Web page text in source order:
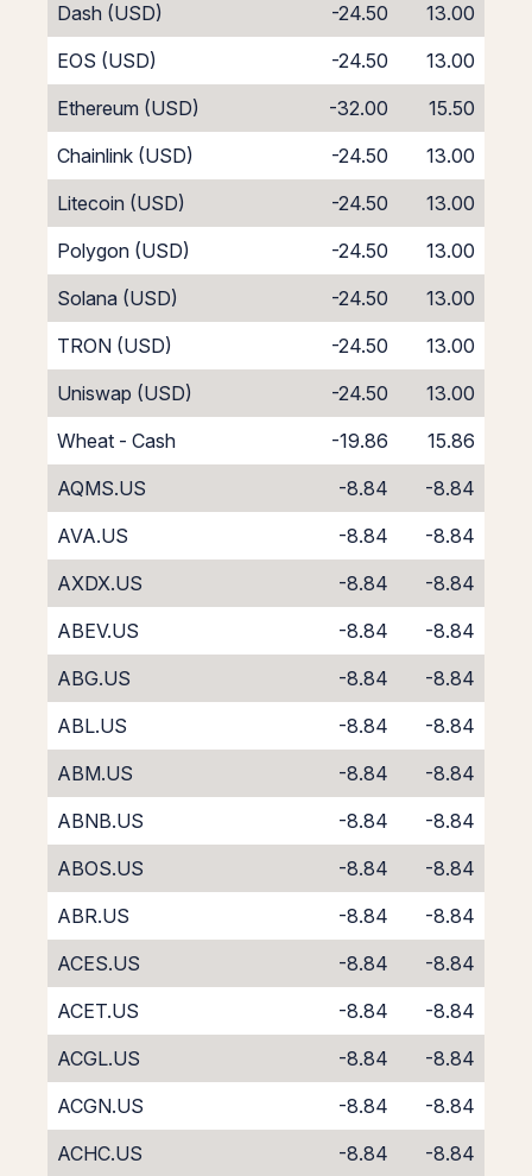
Dash (USD)
-24.50
13.00
EOS (USD)
-24.50
13.00
Ethereum (USD)
-32.00
15.50
Chainlink (USD)
-24.50
13.00
Litecoin (USD)
-24.50
13.00
Polygon (USD)
-24.50
13.00
Solana (USD)
-24.50
13.00
TRON (USD)
-24.50
13.00
Uniswap (USD)
-24.50
13.00
Wheat - Cash
-19.86
15.86
AQMS.US
-8.84
-8.84
AVA.US
-8.84
-8.84
AXDX.US
-8.84
-8.84
ABEV.US
-8.84
-8.84
ABG.US
-8.84
-8.84
ABL.US
-8.84
-8.84
ABM.US
-8.84
-8.84
ABNB.US
-8.84
-8.84
ABOS.US
-8.84
-8.84
ABR.US
-8.84
-8.84
ACES.US
-8.84
-8.84
ACET.US
-8.84
-8.84
ACGL.US
-8.84
-8.84
ACGN.US
-8.84
-8.84
ACHC.US
-8.84
-8.84